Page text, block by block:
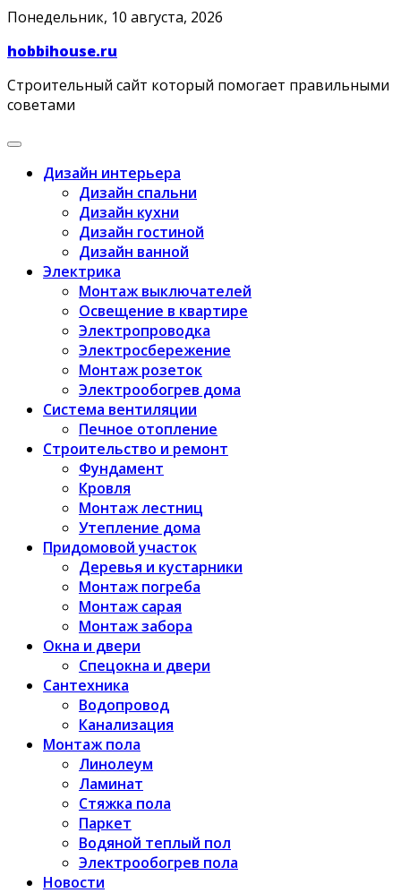
Skip
content
Понедельник, 10 августа, 2026
hobbihouse.ru
Строительный сайт который помогает правильными
советами
Дизайн интерьера
Дизайн спальни
Дизайн кухни
Дизайн гостиной
Дизайн ванной
Электрика
Монтаж выключателей
Освещение в квартире
Электропроводка
Электросбережение
Монтаж розеток
Электрообогрев дома
Система вентиляции
Печное отопление
Строительство и ремонт
Фундамент
Кровля
Монтаж лестниц
Утепление дома
Придомовой участок
Деревья и кустарники
Монтаж погреба
Монтаж сарая
Монтаж забора
Окна и двери
Спецокна и двери
Сантехника
Водопровод
Канализация
Монтаж пола
Линолеум
Ламинат
Стяжка пола
Паркет
Водяной теплый пол
Электрообогрев пола
Новости